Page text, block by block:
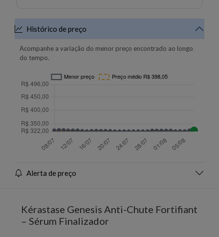
Histórico de preço
Acompanhe a variação do menor preço encontrado ao longo
do tempo.
Alerta de preço
Kérastase Genesis Anti-Chute Fortifiant
– Sérum Finalizador